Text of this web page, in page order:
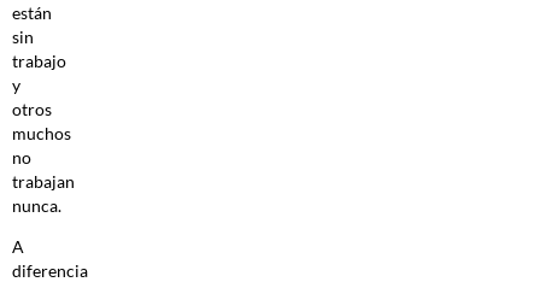
están
sin
trabajo
y
otros
muchos
no
trabajan
nunca.
A
diferencia